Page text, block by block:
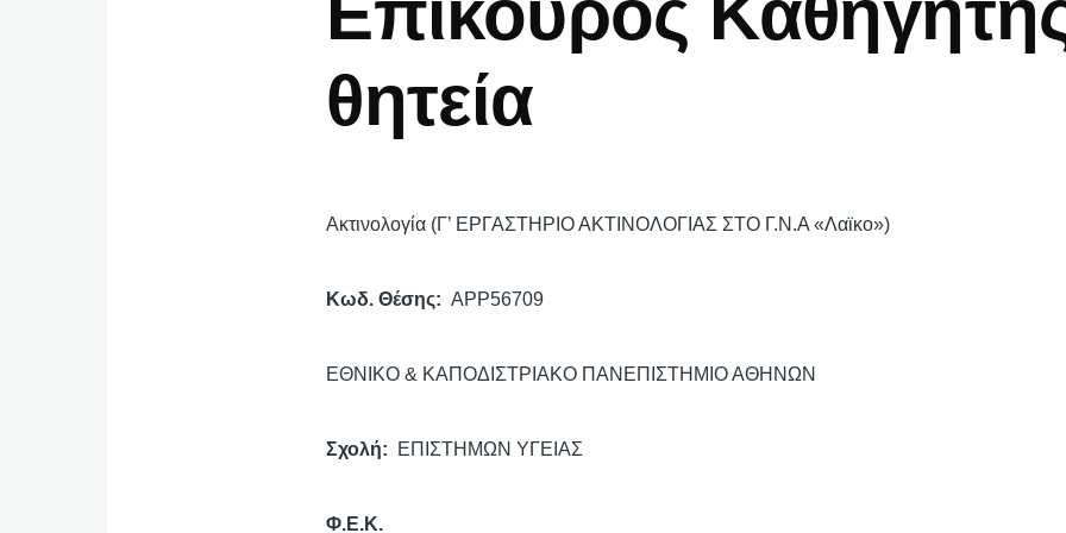
θητεία
Ακτινολογία (Γ’ ΕΡΓΑΣΤΗΡΙΟ ΑΚΤΙΝΟΛΟΓΙΑΣ ΣΤΟ Γ.Ν.Α «Λαϊκο»)
Κωδ. Θέσης APP56709
ΕΘΝΙΚΟ & ΚΑΠΟΔΙΣΤΡΙΑΚΟ ΠΑΝΕΠΙΣΤΗΜΙΟ ΑΘΗΝΩΝ
Σχολή ΕΠΙΣΤΗΜΩΝ ΥΓΕΙΑΣ
Φ.Ε.Κ.